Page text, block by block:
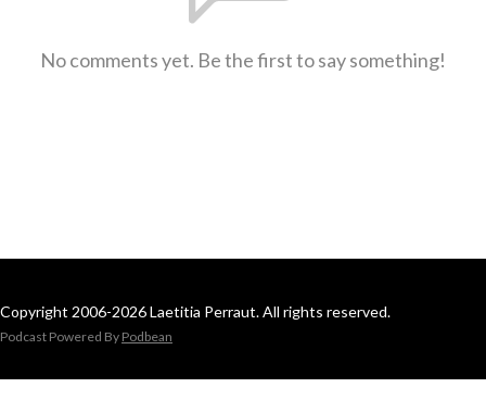
No comments yet. Be the first to say something!
Copyright 2006-2026 Laetitia Perraut. All rights reserved.
Podcast Powered By Podbean